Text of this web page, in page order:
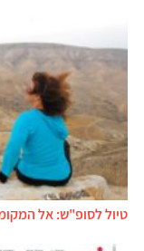
טיול לסופ"ש: אל